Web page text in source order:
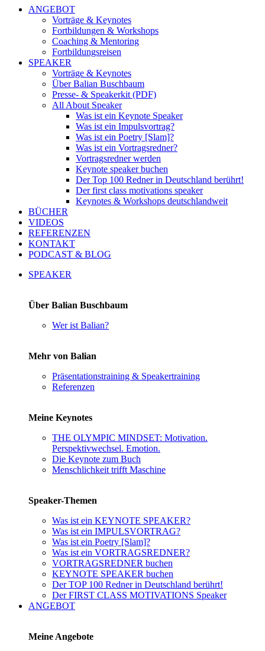
ANGEBOT
Vorträge & Keynotes
Fortbildungen & Workshops
Coaching & Mentoring
Fortbildungsreisen
SPEAKER
Vorträge & Keynotes
Über Balian Buschbaum
Presse- & Speakerkit (PDF)
All About Speaker
Was ist ein Keynote Speaker
Was ist ein Impulsvortrag?
Was ist ein Poetry [Slam]?
Was ist ein Vortragsredner?
Vortragsredner werden
Keynote speaker buchen
Der Top 100 Redner in Deutschland berührt!
Der first class motivations speaker
Keynotes & Workshops deutschlandweit
BÜCHER
VIDEOS
REFERENZEN
KONTAKT
PODCAST & BLOG
SPEAKER
Über Balian Buschbaum
Wer ist Balian?
Mehr von Balian
Präsentationstraining & Speakertraining
Referenzen
Meine Keynotes
THE OLYMPIC MINDSET: Motivation.
Perspektivwechsel. Emotion.
Die Keynote zum Buch
Menschlichkeit trifft Maschine
Speaker-Themen
Was ist ein KEYNOTE SPEAKER?
Was ist ein IMPULSVORTRAG?
Was ist ein Poetry [Slam]?
Was ist ein VORTRAGSREDNER?
VORTRAGSREDNER buchen
KEYNOTE SPEAKER buchen
Der TOP 100 Redner in Deutschland berührt!
Der FIRST CLASS MOTIVATIONS Speaker
ANGEBOT
Meine Angebote